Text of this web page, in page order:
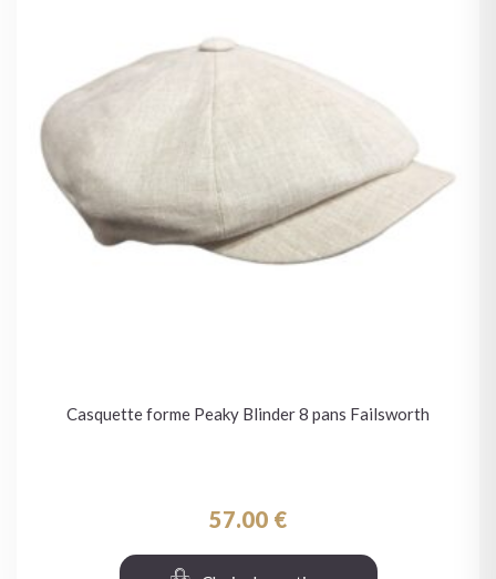
Casquette forme Peaky Blinder 8 pans Failsworth
57.00 €